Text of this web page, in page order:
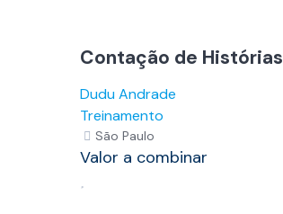
Contação de Histórias
Dudu Andrade
Treinamento
São Paulo
Valor a combinar